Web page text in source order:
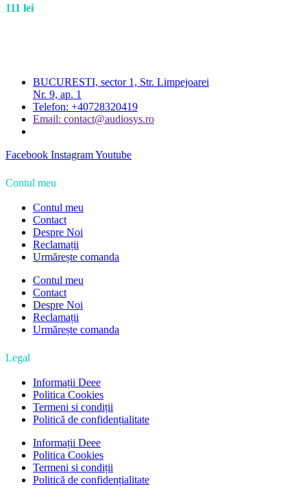
111 lei
BUCURESTI, sector 1, Str. Limpejoarei
Nr. 9, ap. 1
Telefon: +40728320419
Email: contact@audiosys.ro
Facebook InstagramYoutube
Contul meu
Contul meu
Contact
Despre Noi
Reclamații
Urmărește comanda
Contul meu
Contact
Despre Noi
Reclamații
Urmărește comanda
Legal
Informații Deee
Politica Cookies
Termeni si condiții
Politică de confidențialitate
Informații Deee
Politica Cookies
Termeni si condiții
Politică de confidențialitate